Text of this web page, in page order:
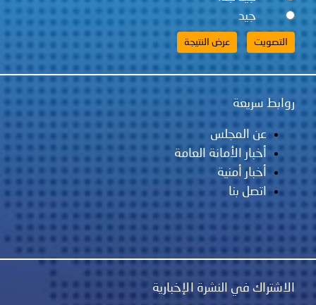
جيد
روابط سريعة
عن المجلس
أخبار الأمانة العامة
أخبار أمنية
اتصل بنا
الاشتراك في النشرة الإخبارية